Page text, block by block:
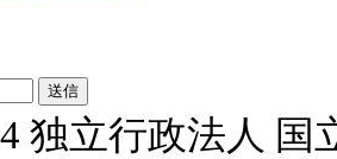
独立行政法人 国